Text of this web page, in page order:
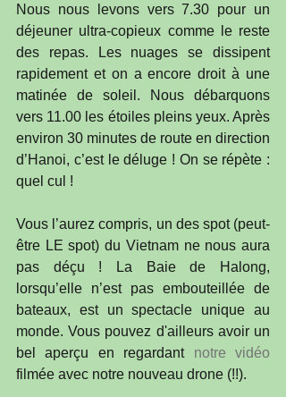
Nous nous levons vers 7.30 pour un
déjeuner ultra-copieux comme le reste
des repas. Les nuages se dissipent
rapidement et on a encore droit à une
matinée de soleil. Nous débarquons
vers 11.00 les étoiles pleins yeux. Après
environ 30 minutes de route en direction
d’Hanoi, c’est le déluge ! On se répète :
quel cul !
Vous l’aurez compris, un des spot (peut-
être LE spot) du Vietnam ne nous aura
pas déçu ! La Baie de Halong,
lorsqu’elle n’est pas embouteillée de
bateaux, est un spectacle unique au
monde. Vous pouvez d'ailleurs avoir un
bel aperçu en regardant notre vidéo
filmée avec notre nouveau drone (!!).